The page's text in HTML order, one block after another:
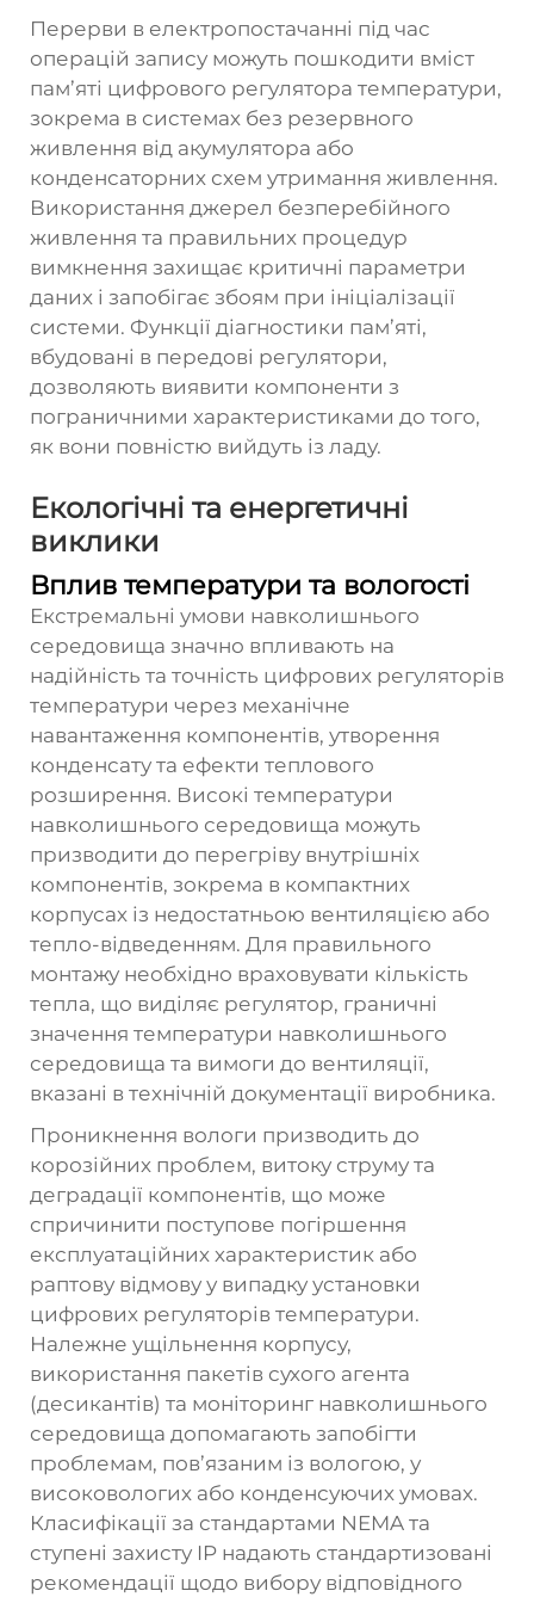
Перерви в електропостачанні під час
операцій запису можуть пошкодити вміст
пам’яті цифрового регулятора температури,
зокрема в системах без резервного
живлення від акумулятора або
конденсаторних схем утримання живлення.
Використання джерел безперебійного
живлення та правильних процедур
вимкнення захищає критичні параметри
даних і запобігає збоям при ініціалізації
системи. Функції діагностики пам’яті,
вбудовані в передові регулятори,
дозволяють виявити компоненти з
пограничними характеристиками до того,
як вони повністю вийдуть із ладу.
Екологічні та енергетичні
виклики
Вплив температури та вологості
Екстремальні умови навколишнього
середовища значно впливають на
надійність та точність цифрових регуляторів
температури через механічне
навантаження компонентів, утворення
конденсату та ефекти теплового
розширення. Високі температури
навколишнього середовища можуть
призводити до перегріву внутрішніх
компонентів, зокрема в компактних
корпусах із недостатньою вентиляцією або
тепло-відведенням. Для правильного
монтажу необхідно враховувати кількість
тепла, що виділяє регулятор, граничні
значення температури навколишнього
середовища та вимоги до вентиляції,
вказані в технічній документації виробника.
Проникнення вологи призводить до
корозійних проблем, витоку струму та
деградації компонентів, що може
спричинити поступове погіршення
експлуатаційних характеристик або
раптову відмову у випадку установки
цифрових регуляторів температури.
Належне ущільнення корпусу,
використання пакетів сухого агента
(десикантів) та моніторинг навколишнього
середовища допомагають запобігти
проблемам, пов’язаним із вологою, у
високовологих або конденсуючих умовах.
Класифікації за стандартами NEMA та
ступені захисту IP надають стандартизовані
рекомендації щодо вибору відповідного